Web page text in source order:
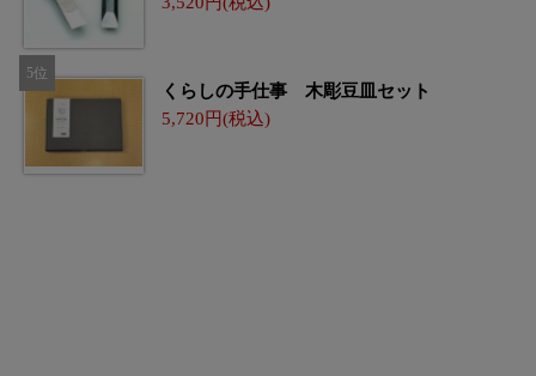
くらしの手仕事 木彫豆皿セット
5,720